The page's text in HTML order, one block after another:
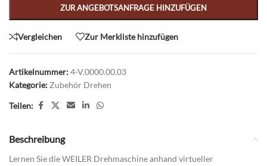
ZUR ANGEBOTSANFRAGE HINZUFÜGEN
Vergleichen Zur Merkliste hinzufügen
Artikelnummer:4-V.0000.00.03
Kategorie:Zubehör Drehen
Teilen:
Beschreibung
Lernen Sie die WEILER Drehmaschine anhand virtueller